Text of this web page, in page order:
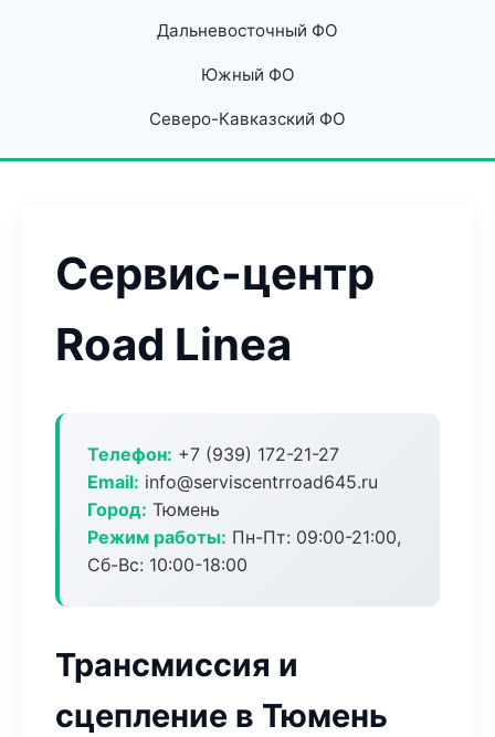
Дальневосточный ФО
Южный ФО
Северо-Кавказский ФО
Сервис-центр
Road Linea
Телефон: +7 (939) 172-21-27
Email: info@serviscentrroad645.ru
Город: Тюмень
Режим работы: Пн-Пт: 09:00-21:00,
Сб-Вс: 10:00-18:00
Трансмиссия и
сцепление в Тюмень